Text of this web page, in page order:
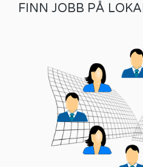
FINN JOBB PÅ